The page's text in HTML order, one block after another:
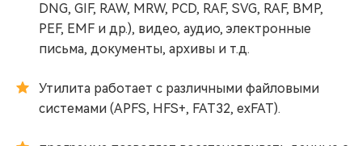
DNG, GIF, RAW, MRW, PCD, RAF, SVG, RAF, BMP,
PEF, EMF и др.), видео, аудио, электронные
письма, документы, архивы и т.д.
Утилита работает с различными файловыми
системами (APFS, HFS+, FAT32, exFAT).